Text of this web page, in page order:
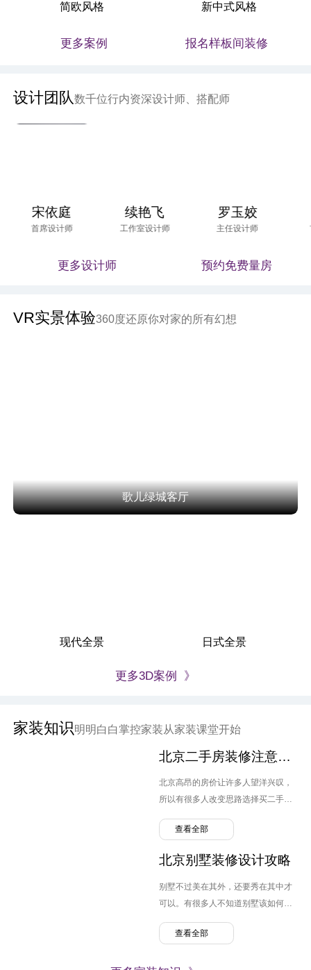
简欧风格 新中式风格
更多案例 报名样板间装修
设计团队数千位行内资深设计师、搭配师
宋依庭
首席设计师
续艳飞
工作室设计师
罗玉姣
主任设计师
更多设计师 预约免费量房
VR实景体验360度还原你对家的所有幻想
歌儿绿城客厅
现代全景 日式全景
更多3D案例 》
家装知识明明白白掌控家装从家装课堂开始
北京二手房装修注意要点
北京高昂的房价让许多人望洋兴叹，
所以有很多人改变思路选择买二手
修设计可能并不是自己喜欢的风格，
二手房装修需要注意哪几点呢？
查看全部
北京别墅装修设计攻略
别墅不过美在其外，还要秀在其中才
可以。有很多人不知道别墅该如何装
修设计需要注意什么呢？有哪些问题
查看全部